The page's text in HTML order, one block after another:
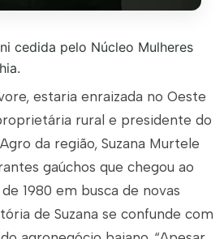
cedida pelo Núcleo Mulheres
estaria enraizada no Oeste
rural e presidente do
da região, Suzana Murtele
gaúchos que chegou ao
1980 em busca de novas
de Suzana se confunde com